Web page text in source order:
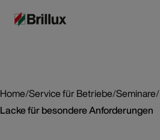
Home/Service für Betriebe/Seminare/
Lacke für besondere Anforderungen